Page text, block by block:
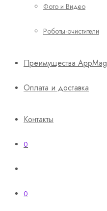
Фото и Видео
Роботы-очистители
Преимущества AppMag
Оплата и доставка
Контакты
0
0